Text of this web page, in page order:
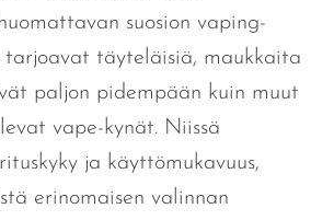
suosion vaping-
tarjoavat täyteläisiä, maukkaita
paljon pidempään kuin muut
vape-kynät. Niissä
ja käyttömukavuus,
erinomaisen valinnan